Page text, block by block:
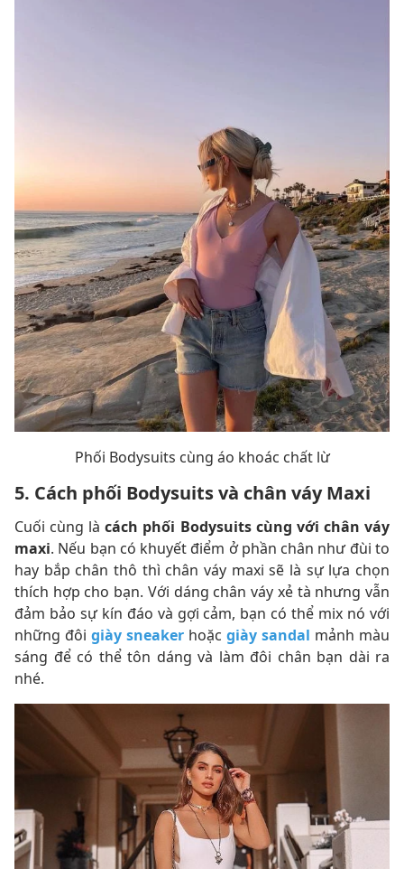
Phối Bodysuits cùng áo khoác chất lừ
5. Cách phối Bodysuits và chân váy Maxi
Cuối cùng làcách phối Bodysuits cùng với chân váy
maxi. Nếu bạn có khuyết điểm ở phần chân như đùi to
hay bắp chân thô thì chân váy maxi sẽ là sự lựa chọn
thích hợp cho bạn. Với dáng chân váy xẻ tà nhưng vẫn
đảm bảo sự kín đáo và gợi cảm, bạn có thể mix nó với
những đôi giày sneaker hoặc giày sandal mảnh màu
sáng để có thể tôn dáng và làm đôi chân bạn dài ra
nhé.